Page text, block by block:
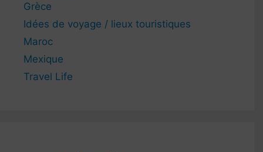
Grèce
Idées de voyage / lieux touristiques
Maroc
Mexique
Travel Life